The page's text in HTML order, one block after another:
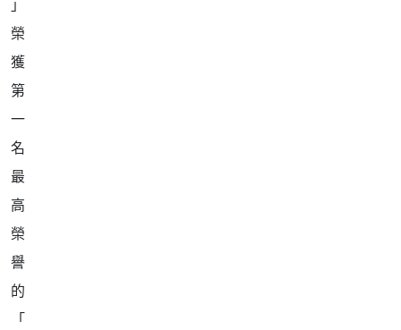
榮
獲
第
一
名
最
高
榮
譽
的
「